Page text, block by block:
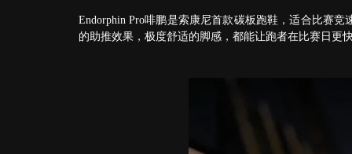
Endorphin Pro啡鹏是索康尼首款碳板跑鞋，适合比赛
的助推效果，极度舒适的脚感，都能让跑者在比赛日更